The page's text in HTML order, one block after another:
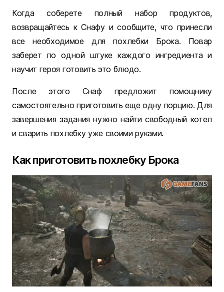
Когда соберете полный набор продуктов,
возвращайтесь к Снафу и сообщите, что принесли
все необходимое для похлебки Брока. Повар
заберет по одной штуке каждого ингредиента и
научит героя готовить это блюдо.
После этого Снаф предложит помощнику
самостоятельно приготовить еще одну порцию. Для
завершения задания нужно найти свободный котел
и сварить похлебку уже своими руками.
Как приготовить похлебку Брока